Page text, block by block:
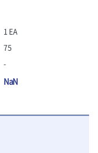
1 EA
75
-
NaN